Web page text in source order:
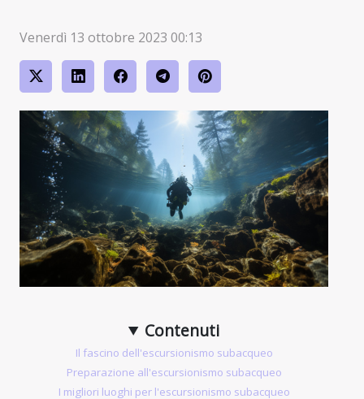
Venerdì 13 ottobre 2023 00:13
Contenuti
Il fascino dell'escursionismo subacqueo
Preparazione all'escursionismo subacqueo
I migliori luoghi per l'escursionismo subacqueo